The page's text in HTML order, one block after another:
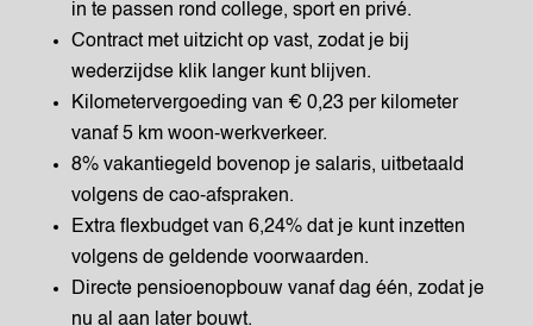
in te passen rond college, sport en privé.
Contract met uitzicht op vast, zodat je bij
wederzijdse klik langer kunt blijven.
Kilometervergoeding van € 0,23 per kilometer
vanaf 5 km woon-werkverkeer.
8% vakantiegeld bovenop je salaris, uitbetaald
volgens de cao-afspraken.
Extra flexbudget van 6,24% dat je kunt inzetten
volgens de geldende voorwaarden.
Directe pensioenopbouw vanaf dag één, zodat je
nu al aan later bouwt.